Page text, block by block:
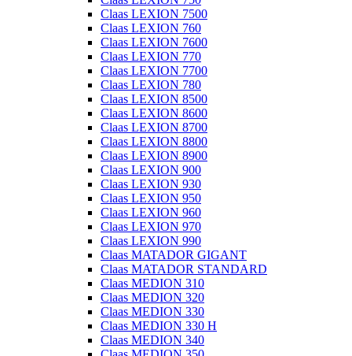
Claas LEXION 7500
Claas LEXION 760
Claas LEXION 7600
Claas LEXION 770
Claas LEXION 7700
Claas LEXION 780
Claas LEXION 8500
Claas LEXION 8600
Claas LEXION 8700
Claas LEXION 8800
Claas LEXION 8900
Claas LEXION 900
Claas LEXION 930
Claas LEXION 950
Claas LEXION 960
Claas LEXION 970
Claas LEXION 990
Claas MATADOR GIGANT
Claas MATADOR STANDARD
Claas MEDION 310
Claas MEDION 320
Claas MEDION 330
Claas MEDION 330 H
Claas MEDION 340